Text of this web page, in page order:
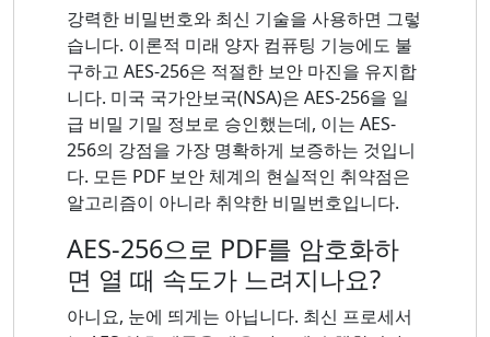
강력한 비밀번호와 최신 기술을 사용하면 그렇
습니다. 이론적 미래 양자 컴퓨팅 기능에도 불
구하고 AES-256은 적절한 보안 마진을 유지합
니다. 미국 국가안보국(NSA)은 AES-256을 일
급 비밀 기밀 정보로 승인했는데, 이는 AES-
256의 강점을 가장 명확하게 보증하는 것입니
다. 모든 PDF 보안 체계의 현실적인 취약점은
알고리즘이 아니라 취약한 비밀번호입니다.
AES-256으로 PDF를 암호화하
면 열 때 속도가 느려지나요?
아니요, 눈에 띄게는 아닙니다. 최신 프로세서